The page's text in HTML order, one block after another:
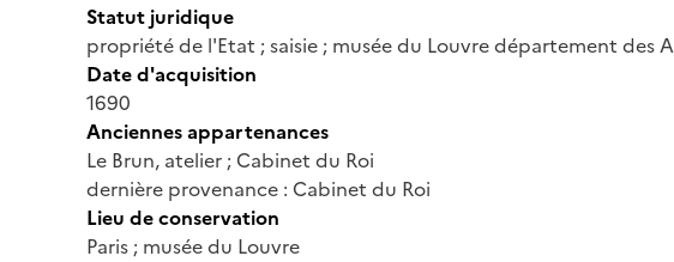
Statut juridique
propriété de l'Etat ; saisie ; musée du Louvre département des
Date d'acquisition
1690
Anciennes appartenances
Le Brun, atelier ; Cabinet du Roi
dernière provenance : Cabinet du Roi
Lieu de conservation
Paris ; musée du Louvre